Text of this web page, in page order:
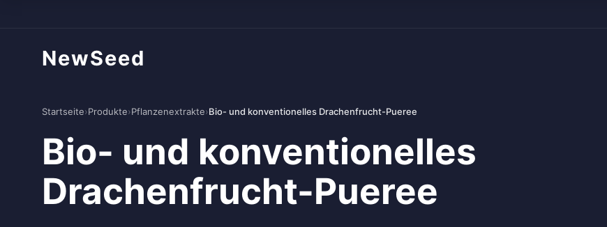
NewSeed
Startseite›Produkte›Pflanzenextrakte›Bio- und konventionelles Drachenfrucht-Pueree
Bio- und konventionelles
Drachenfrucht-Pueree